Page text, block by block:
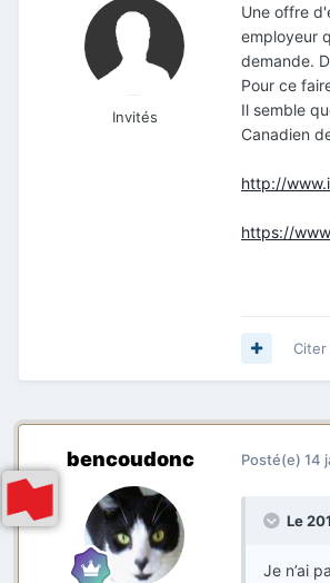
Invités
Une offre
employeur
demande.
Pour ce
Il semble
Canadien
http://
https://
Citer
bencoudonc Posté(e) 14
Le
Je n’ai